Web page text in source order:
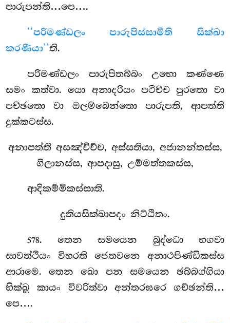
පාරුපන්ති…පෙ….
‘‘පරිමණ්ඩලං පාරුපිස්සාමීති සික්ඛා
කරණීයා’’ති.
පරිමණ්ඩලං පාරුපිතබ්බං උභො කණ්ණෙ
සමං කත්වා. යො අනාදරියං පටිච්ච පුරතො වා
පච්ඡතො වා ඔලම්බෙන්තො පාරුපති, ආපත්ති
දුක්කටස්ස.
අනාපත්ති අසඤ්චිච්ච, අස්සතියා, අජානන්තස්ස,
ගිලානස්ස, ආපදාසු, උම්මත්තකස්ස,
ආදිකම්මිකස්සාති.
දුතියසික්ඛාපදං නිට්ඨිතං.
578. තෙන සමයෙන බුද්ධො භගවා
සාවත්ථියං විහරති ජෙතවනෙ අනාථපිණ්ඩිකස්ස
ආරාමෙ. තෙන ඛො පන සමයෙන ඡබ්බග්ගියා
භික්ඛූ කායං විවරිත්වා අන්තරඝරෙ ගච්ඡන්ති…
පෙ….